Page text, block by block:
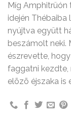
Míg Amphitrüón
idején
nyújtva együtt
beszámolt neki.
észrevette,
faggatni kezdte,
elõzõ éjszaka is